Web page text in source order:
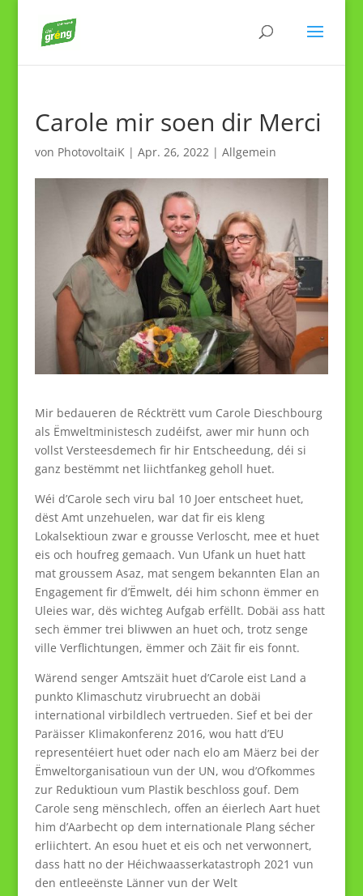
Carole mir soen dir Merci
von PhotovoltaiK| Apr. 26, 2022| Allgemein
Mir bedaueren de Récktrëtt vum Carole Dieschbourg
als Ëmweltministesch zudéifst, awer mir hunn och
vollst Versteesdemech fir hir Entscheedung, déi si
ganz bestëmmt net liichtfankeg geholl huet.
Wéi d’Carole sech viru bal 10 Joer entscheet huet,
dëst Amt unzehuelen, war dat fir eis kleng
Lokalsektioun zwar e grousse Verloscht, mee et huet
eis och houfreg gemaach. Vun Ufank un huet hatt
mat groussem Asaz, mat sengem bekannten Elan an
Engagement fir d’Ëmwelt, déi him schonn ëmmer en
Uleies war, dës wichteg Aufgab erfëllt. Dobäi ass hatt
sech ëmmer trei bliwwen an huet och, trotz senge
ville Verflichtungen, ëmmer och Zäit fir eis fonnt.
Wärend senger Amtszäit huet d’Carole eist Land a
punkto Klimaschutz virubruecht an dobäi
international virbildlech vertrueden. Sief et bei der
Paräisser Klimakonferenz 2016, wou hatt d’EU
representéiert huet oder nach elo am Mäerz bei der
Ëmweltorganisatioun vun der UN, wou d’Ofkommes
zur Reduktioun vum Plastik beschloss gouf. Dem
Carole seng mënschlech, offen an éierlech Aart huet
him d’Aarbecht op dem internationale Plang sécher
erliichtert. An esou huet et eis och net verwonnert,
dass hatt no der Héichwaasserkatastroph 2021 vun
den entleeënste Länner vun der Welt